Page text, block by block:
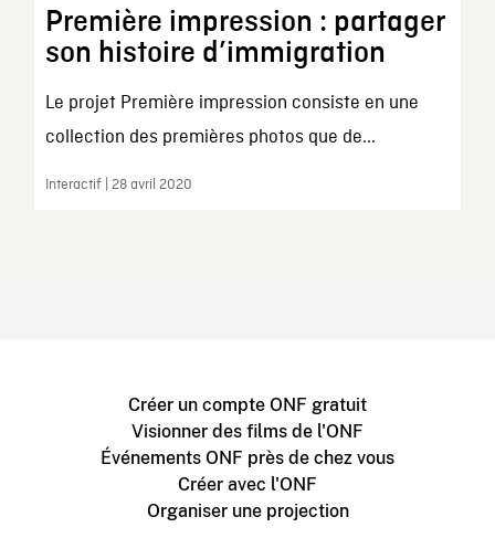
Première impression : partager
son histoire d’immigration
Le projet Première impression consiste en une
collection des premières photos que de...
Interactif | 28 avril 2020
Créer un compte ONF gratuit
Visionner des films de l'ONF
Événements ONF près de chez vous
Créer avec l'ONF
Organiser une projection